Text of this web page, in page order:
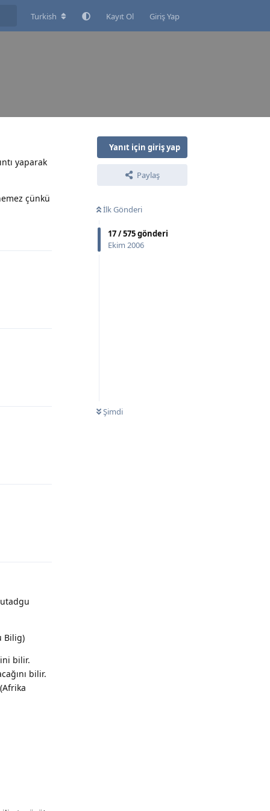
Turkish Kayıt Ol Giriş Yap
Yanıt için giriş yap
Paylaş
İlk Gönderi
17/575gönderi
Ekim 2006
Şimdi
yaparak
çünkü
Bilig)
bilir.
bilir.